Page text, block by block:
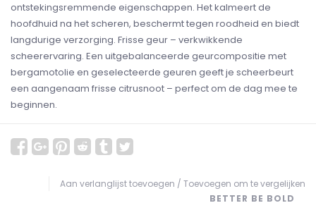
ontstekingsremmende eigenschappen. Het kalmeert de
hoofdhuid na het scheren, beschermt tegen roodheid en biedt
langdurige verzorging. Frisse geur – verkwikkende
scheerervaring. Een uitgebalanceerde geurcompositie met
bergamotolie en geselecteerde geuren geeft je scheerbeurt
een aangenaam frisse citrusnoot – perfect om de dag mee te
beginnen.
Aan verlanglijst toevoegen / Toevoegen om te vergelijken
BETTER BE BOLD